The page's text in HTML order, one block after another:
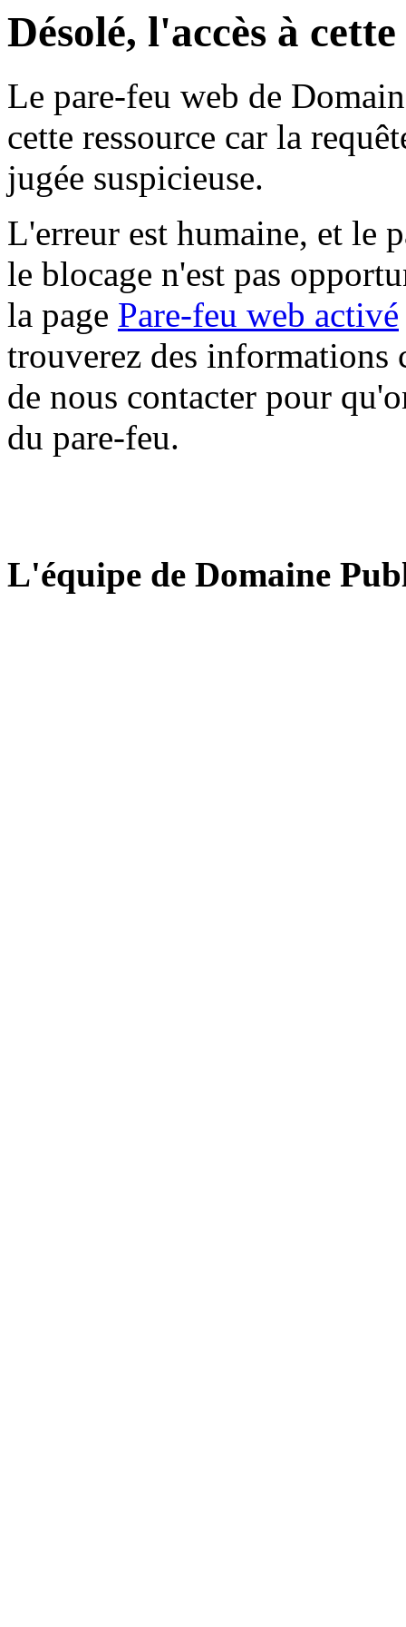
Désolé, l'accès à
Le pare-feu web de
cette ressource car la
jugée suspicieuse.
L'erreur est humaine, et le
le blocage n'est pas
la page Pare-feu web activé
trouverez des informations
de nous contacter pour
du pare-feu.
L'équipe de Domaine